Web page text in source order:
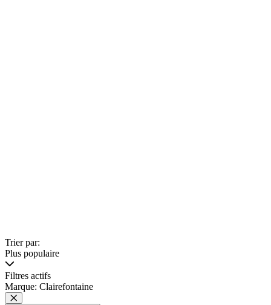
Trier par:
Plus populaire
Filtres actifs
Marque: Clairefontaine